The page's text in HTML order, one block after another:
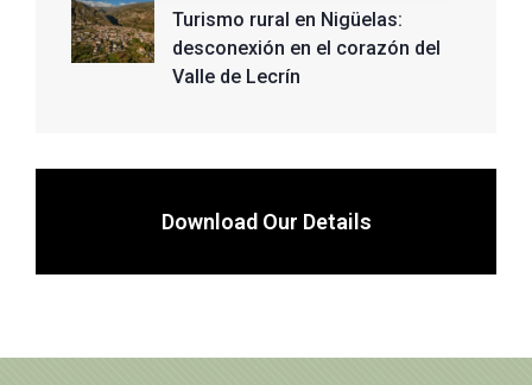
Turismo rural en Nigüelas:
desconexión en el corazón del
Valle de Lecrín
Download Our Details